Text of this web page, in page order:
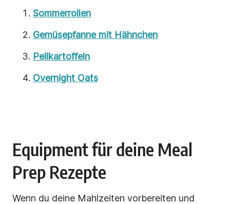
Sommerrollen
Gemüsepfanne mit Hähnchen
Pellkartoffeln
Overnight Oats
Equipment für deine Meal
Prep Rezepte
Wenn du deine Mahlzeiten vorbereiten und